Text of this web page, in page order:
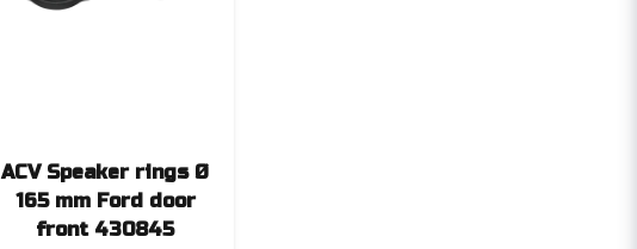
ACV Speaker rings Ø
165 mm Ford door
front 430845